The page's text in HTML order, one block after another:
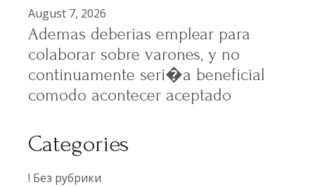
August 7, 2026
Ademas deberias emplear para
colaborar sobre varones, y no
continuamente seri�a beneficial
comodo acontecer aceptado
Categories
! Без рубрики